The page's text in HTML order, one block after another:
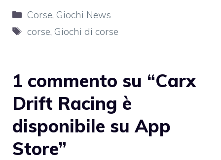
Categorie
Corse, Giochi News
Tag
corse, Giochi di corse
1 commento su “Carx
Drift Racing è
disponibile su App
Store”